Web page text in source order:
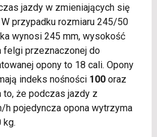
jazdy w zmieniających się
przypadku rozmiaru 245/50
wynosi 245 mm, wysokość
felgi przeznaczonej do
opony to 18 cali. Opony
indeks nośności 100oraz
to, że podczas jazdy z
h pojedyncza opona wytrzyma
kg.